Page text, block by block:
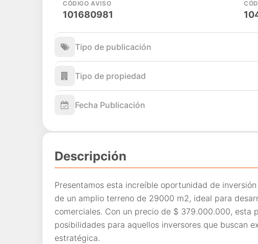
CÓDIGO AVISO
101680981
Tipo de publicación
Tipo de propiedad
Fecha Publicación
Descripción
Presentamos esta increíble oportunidad de
de un amplio terreno de 29000 m2, ideal para
comerciales. Con un precio de $ 379.000.000, esta
posibilidades para aquellos inversores que buscan
estratégica.